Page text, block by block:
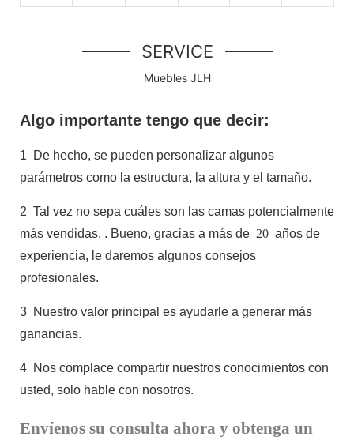
SERVICE
Muebles JLH
Algo importante tengo que decir:
1
De hecho, se pueden personalizar algunos
parámetros como la estructura, la altura y el tamaño.
2 Tal vez no sepa cuáles son las camas potencialmente
más vendidas. . Bueno, gracias a más de 20 años de
experiencia, le daremos algunos consejos
profesionales.
3 Nuestro valor principal es ayudarle a generar más
ganancias.
4 Nos complace compartir nuestros conocimientos con
usted, solo hable con nosotros.
Envíenos su consulta ahora y obtenga un